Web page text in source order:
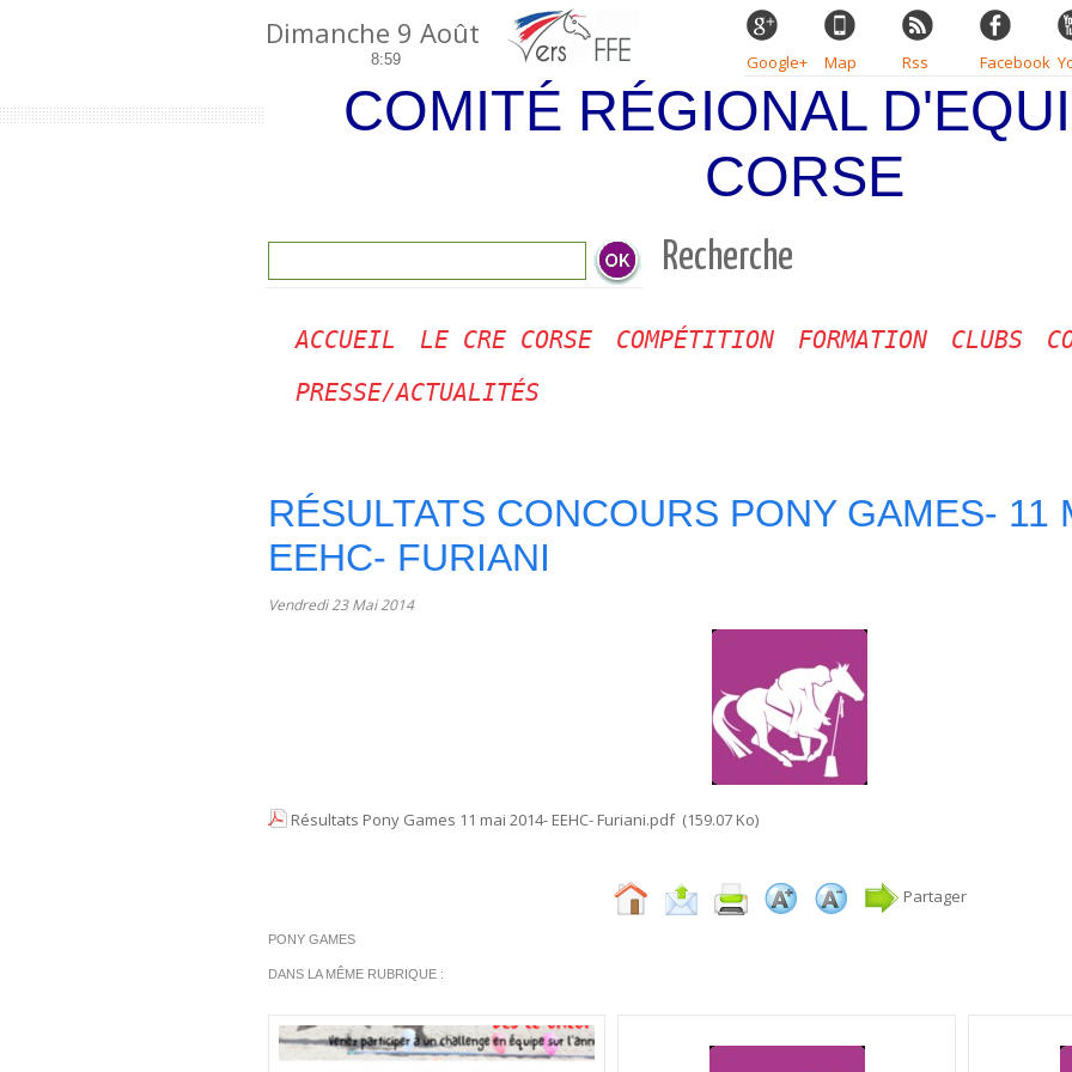
Dimanche 9 Août
8:59 Google+ Map Rss Facebook
COMITÉ RÉGIONAL
CORSE
Recherche
ACCUEIL LE CRE CORSE COMPÉTITION FORMATION CLUBS
PRESSE/ACTUALITÉS
RÉSULTATS CONCOURS PONY GAMES- 11
EEHC- FURIANI
Vendredi 23 Mai 2014
Résultats Pony Games 11 mai 2014- EEHC- Furiani.pdf (159.07 Ko)
Partager
PONY GAMES
DANS LA MÊME RUBRIQUE :